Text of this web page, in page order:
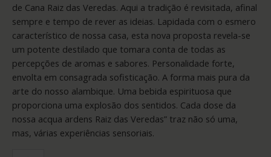
de Cana Raiz das Veredas. Aqui a tradição é revisitada, afinal
sempre e tempo de rever as ideias. Lapidada com o esmero
característico de nossa casa, esta nova proposta revela-se
um potente destilado que tomara conta de todas as
percepções de aromas e sabores. Personalidade forte,
envolta em consagrada sofisticação. A forma mais pura da
arte do nosso alambique. Uma bebida espirituosa que
proporciona uma explosão dos sentidos. Cada dose da
nossa acqua ardens Raiz das Veredas” traz não só uma,
mas, várias experiências sensoriais.